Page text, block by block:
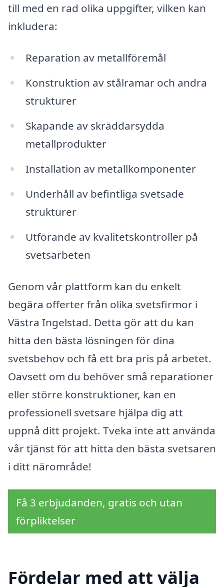
till med en rad olika uppgifter, vilken kan
inkludera:
Reparation av metallföremål
Konstruktion av stålramar och andra
strukturer
Skapande av skräddarsydda
metallprodukter
Installation av metallkomponenter
Underhåll av befintliga svetsade
strukturer
Utförande av kvalitetskontroller på
svetsarbeten
Genom vår plattform kan du enkelt
begära offerter från olika svetsfirmor i
Västra Ingelstad. Detta gör att du kan
hitta den bästa lösningen för dina
svetsbehov och få ett bra pris på arbetet.
Oavsett om du behöver små reparationer
eller större konstruktioner, kan en
professionell svetsare hjälpa dig att
uppnå ditt projekt. Tveka inte att använda
vår tjänst för att hitta den bästa svetsaren
i ditt närområde!
Få 3 erbjudanden, gratis och utan
förpliktelser
Fördelar med att välja